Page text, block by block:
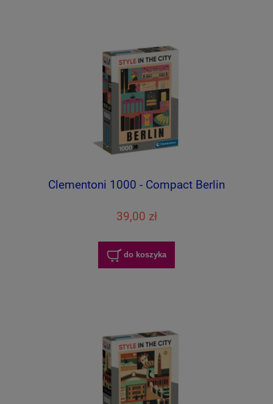
Clementoni 1000 - Compact Berlin
39,00 zł
do koszyka